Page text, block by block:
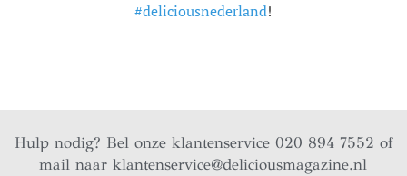
#deliciousnederland!
Hulp nodig? Bel onze klantenservice 020 894 7552 of
mail naarklantenservice@deliciousmagazine.nl